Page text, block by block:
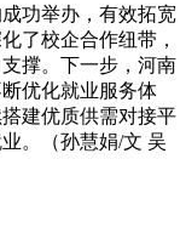
功举办，有效拓宽
了校企合作纽带，
撑。下一步，河南
优化就业服务体
建优质供需对接平
。（孙慧娟/文 吴